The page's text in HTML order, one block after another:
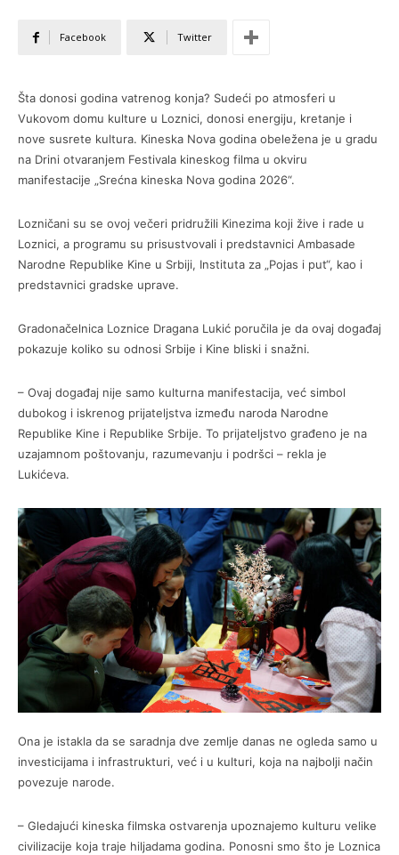
Facebook Twitter
Šta donosi godina vatrenog konja? Sudeći po atmosferi u
Vukovom domu kulture u Loznici, donosi energiju, kretanje i
nove susrete kultura. Kineska Nova godina obeležena je u gradu
na Drini otvaranjem Festivala kineskog filma u okviru
manifestacije „Srećna kineska Nova godina 2026“.
Lozničani su se ovoj večeri pridružili Kinezima koji žive i rade u
Loznici, a programu su prisustvovali i predstavnici Ambasade
Narodne Republike Kine u Srbiji, Instituta za „Pojas i put“, kao i
predstavnici gradske uprave.
Gradonačelnica Loznice Dragana Lukić poručila je da ovaj događaj
pokazuje koliko su odnosi Srbije i Kine bliski i snažni.
– Ovaj događaj nije samo kulturna manifestacija, već simbol
dubokog i iskrenog prijateljstva između naroda Narodne
Republike Kine i Republike Srbije. To prijateljstvo građeno je na
uzajamnom poštovanju, razumevanju i podršci – rekla je
Lukićeva.
Ona je istakla da se saradnja dve zemlje danas ne ogleda samo u
investicijama i infrastrukturi, već i u kulturi, koja na najbolji način
povezuje narode.
– Gledajući kineska filmska ostvarenja upoznajemo kulturu velike
civilizacije koja traje hiljadama godina. Ponosni smo što je Loznica